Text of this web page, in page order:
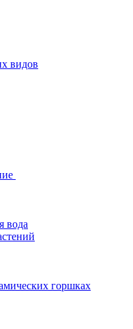
видов
вода
горшках